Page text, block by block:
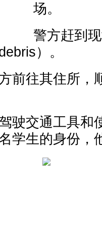
场。
警方赶到
）。
前往其住所，
驶交通工具和
学生的身份，